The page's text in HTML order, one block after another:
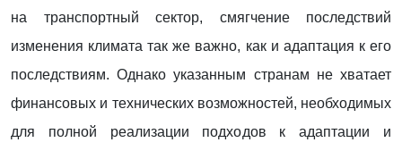
на транспортный сектор, смягчение последствий
изменения климата так же важно, как и адаптация к его
последствиям. Однако указанным странам не хватает
финансовых и технических возможностей, необходимых
для полной реализации подходов к адаптации и